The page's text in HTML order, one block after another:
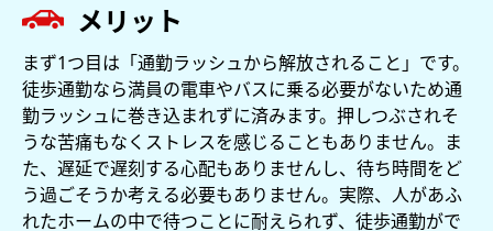
メリット
まず1つ目は「通勤ラッシュから解放されること」です。
徒歩通勤なら満員の電車やバスに乗る必要がないため通
勤ラッシュに巻き込まれずに済みます。押しつぶされそ
うな苦痛もなくストレスを感じることもありません。ま
た、遅延で遅刻する心配もありませんし、待ち時間をど
う過ごそうか考える必要もありません。実際、人があふ
れたホームの中で待つことに耐えられず、徒歩通勤がで